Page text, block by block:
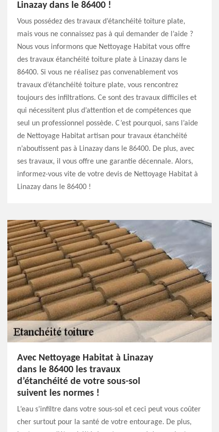
Linazay dans le 86400 !
Vous possédez des travaux d’étanchéité toiture plate,
mais vous ne connaissez pas à qui demander de l’aide ?
Nous vous informons que Nettoyage Habitat vous offre
des travaux étanchéité toiture plate à Linazay dans le
86400. Si vous ne réalisez pas convenablement vos
travaux d’étanchéité toiture plate, vous rencontrez
toujours des infiltrations. Ce sont des travaux difficiles et
qui nécessitent plus d’attention et de compétences que
seul un professionnel possède. C’est pourquoi, sans l’aide
de Nettoyage Habitat artisan pour travaux étanchéité
n’aboutissent pas à Linazay dans le 86400. De plus, avec
ses travaux, il vous offre une garantie décennale. Alors,
informez-vous vite de votre devis de Nettoyage Habitat à
Linazay dans le 86400 !
Avec Nettoyage Habitat à Linazay
dans le 86400 les travaux
d’étanchéité de votre sous-sol
suivent les normes !
L’eau s’infiltre dans votre sous-sol et ceci peut vous coûter
cher surtout pour la santé de votre entourage. De plus,